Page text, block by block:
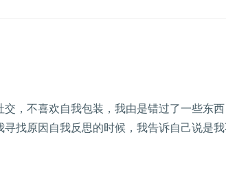
，不喜欢自我包装，我由是错过了一些东
寻找原因自我反思的时候，我告诉自己说是